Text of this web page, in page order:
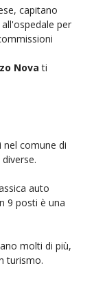
capitano
per
Nova ti
nel comune di
auto
9 posti è una
molti di più,
turismo.